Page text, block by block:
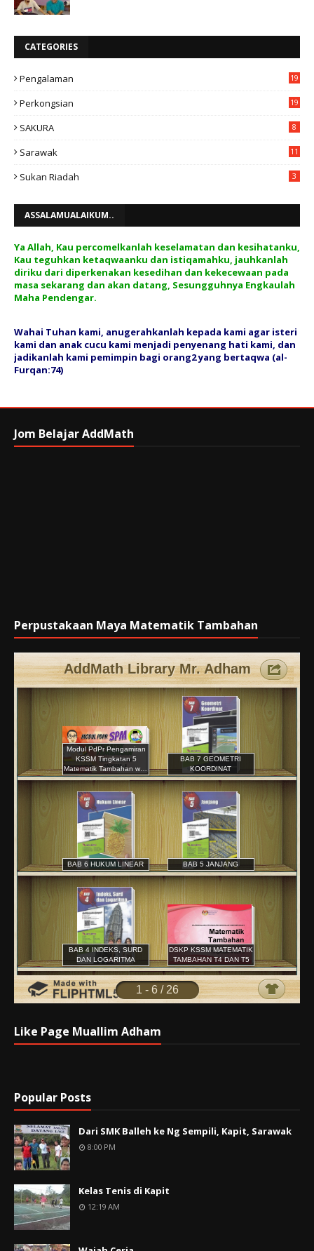
CATEGORIES
Pengalaman 19
Perkongsian 19
SAKURA 8
Sarawak 11
Sukan Riadah 3
ASSALAMUALAIKUM..
Ya Allah, Kau percomelkanlah keselamatan dan kesihatanku,
Kau teguhkan ketaqwaanku dan istiqamahku, jauhkanlah
diriku dari diperkenakan kesedihan dan kekecewaan pada
masa sekarang dan akan datang, Sesungguhnya Engkaulah
Maha Pendengar.
Wahai Tuhan kami, anugerahkanlah kepada kami agar isteri
kami dan anak cucu kami menjadi penyenang hati kami, dan
jadikanlah kami pemimpin bagi orang2 yang bertaqwa (al-
Furqan:74)
Jom Belajar AddMath
Perpustakaan Maya Matematik Tambahan
Like Page Muallim Adham
Popular Posts
Dari SMK Balleh ke Ng Sempili, Kapit, Sarawak
8:00 PM
Kelas Tenis di Kapit
12:19 AM